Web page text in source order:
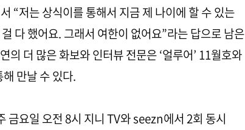
“저는 상식이를 통해서 지금 제 나이에 할 수 있는
다 했어요. 그래서 여한이 없어요”라는 답으로 남은
의 더 많은 화보와 인터뷰 전문은 ‘얼루어’ 11월호와
만날 수 있다.
금요일 오전 8시 지니 TV와 seezn에서 2회 동시